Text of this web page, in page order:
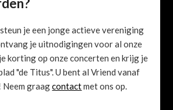
je een jonge actieve vereniging
je uitnodigingen voor al onze
korting op onze concerten en krijg je
"de Titus". U bent al Vriend vanaf
Neem graagcontactmet ons op.